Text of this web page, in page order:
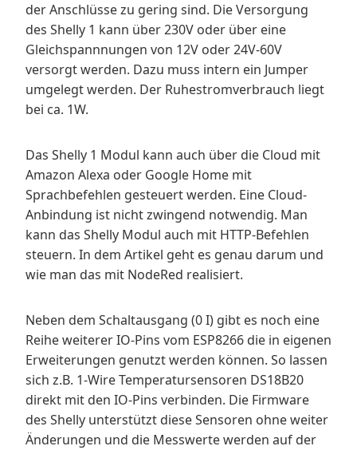
der Anschlüsse zu gering sind. Die Versorgung
des Shelly 1 kann über 230V oder über eine
Gleichspannnungen von 12V oder 24V-60V
versorgt werden. Dazu muss intern ein Jumper
umgelegt werden. Der Ruhestromverbrauch liegt
bei ca. 1W.
Das Shelly 1 Modul kann auch über die Cloud mit
Amazon Alexa oder Google Home mit
Sprachbefehlen gesteuert werden. Eine Cloud-
Anbindung ist nicht zwingend notwendig. Man
kann das Shelly Modul auch mit HTTP-Befehlen
steuern. In dem Artikel geht es genau darum und
wie man das mit NodeRed realisiert.
Neben dem Schaltausgang (0 I) gibt es noch eine
Reihe weiterer IO-Pins vom ESP8266 die in eigenen
Erweiterungen genutzt werden können. So lassen
sich z.B. 1-Wire Temperatursensoren DS18B20
direkt mit den IO-Pins verbinden. Die Firmware
des Shelly unterstützt diese Sensoren ohne weiter
Änderungen und die Messwerte werden auf der